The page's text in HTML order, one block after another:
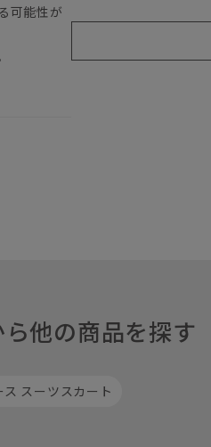
可能性が
他の商品を探す
ス スーツスカート